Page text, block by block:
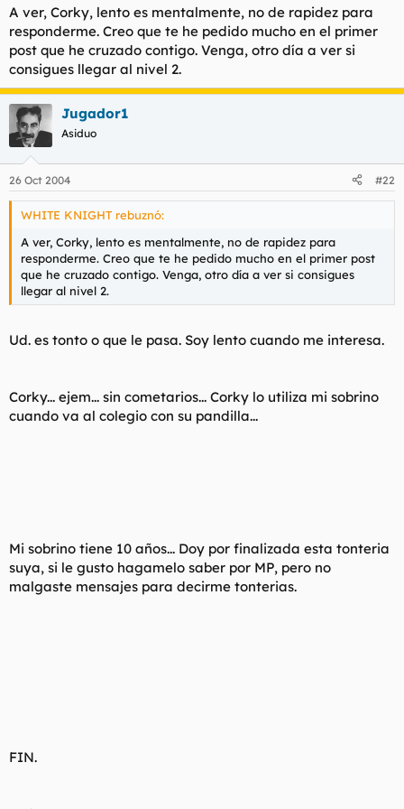
mismismos decir eso. Venga, busquese a otro pringao,
gilipollas!
A ver, Corky, lento es mentalmente, no de rapidez para
responderme. Creo que te he pedido mucho en el primer
post que he cruzado contigo. Venga, otro día a ver si
consigues llegar al nivel 2.
Jugador1
Asiduo
26 Oct 2004 #22
WHITE KNIGHT rebuznó:
A ver, Corky, lento es mentalmente, no de rapidez para
responderme. Creo que te he pedido mucho en el primer post
que he cruzado contigo. Venga, otro día a ver si consigues
llegar al nivel 2.
Ud. es tonto o que le pasa. Soy lento cuando me interesa.
Corky... ejem... sin cometarios... Corky lo utiliza mi sobrino
cuando va al colegio con su pandilla...
Mi sobrino tiene 10 años... Doy por finalizada esta tonteria
suya, si le gusto hagamelo saber por MP, pero no
malgaste mensajes para decirme tonterias.
FIN.